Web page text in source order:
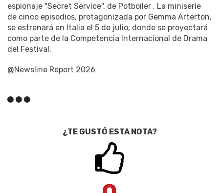
espionaje "Secret Service", de Potboiler . La miniserie
de cinco episodios, protagonizada por Gemma Arterton,
se estrenará en Italia el 5 de julio, donde se proyectará
como parte de la Competencia Internacional de Drama
del Festival.
@Newsline Report 2026
¿TE GUSTÓ ESTA NOTA?